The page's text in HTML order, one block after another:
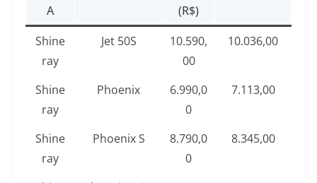
A
(R$)
Shine
ray
Jet 50S
10.590,
00
10.036,00
Shine
ray
Phoenix
6.990,0
0
7.113,00
Shine
ray
Phoenix S
8.790,0
0
8.345,00